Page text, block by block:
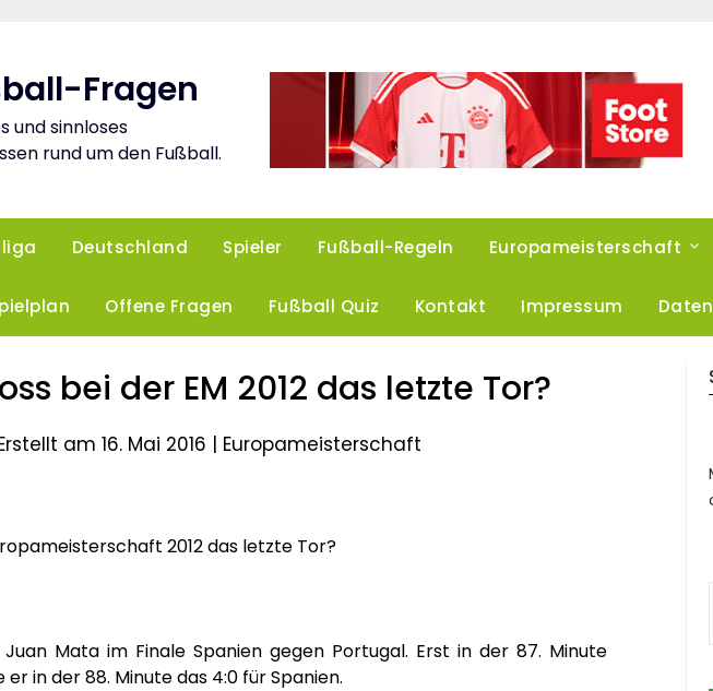
Fragen
und sinnloses
rund um den Fußball.
Deutschland Spieler Fußball-Regeln Europameisterschaft
Offene Fragen Fußball Quiz Kontakt Impressum
bei der EM 2012 das letzte Tor?
am 16. Mai 2016 | Europameisterschaft
2012 das letzte Tor?
Mata im Finale Spanien gegen Portugal. Erst in der 87. Minute
in der 88. Minute das 4:0 für Spanien.